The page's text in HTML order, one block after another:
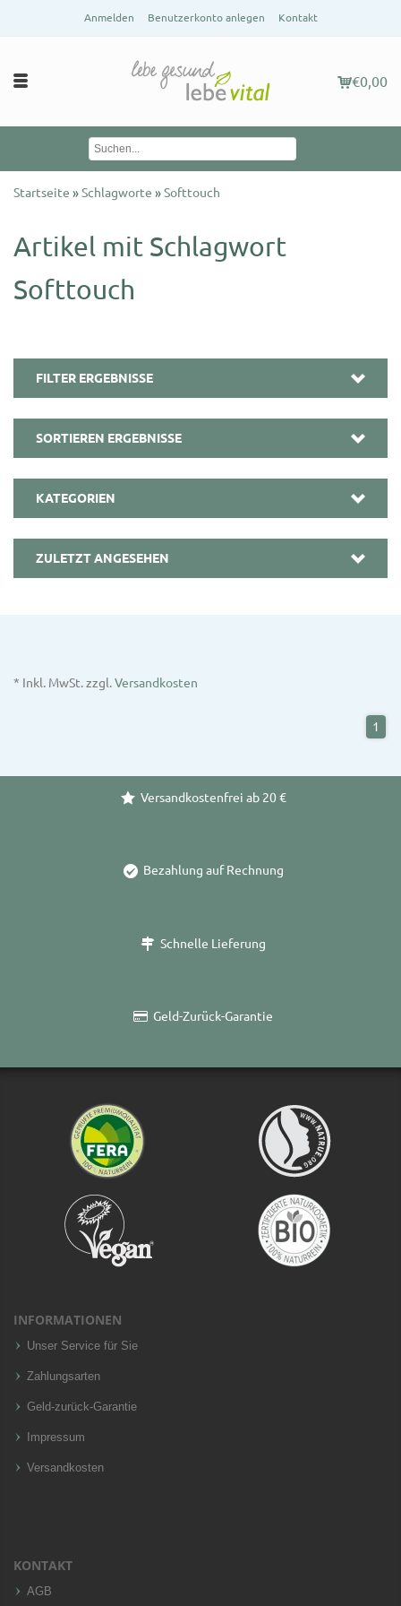
Anmelden Benutzerkonto anlegen Kontakt
€0,00
Startseite »Schlagworte »Softtouch
Artikel mit Schlagwort
Softtouch
FILTER ERGEBNISSE
SORTIEREN ERGEBNISSE
KATEGORIEN
ZULETZT ANGESEHEN
* Inkl. MwSt. zzgl.Versandkosten
1
Versandkostenfrei ab 20 €
Bezahlung auf Rechnung
Schnelle Lieferung
Geld-Zurück-Garantie
INFORMATIONEN
Unser Service für Sie
Zahlungsarten
Geld-zurück-Garantie
Impressum
Versandkosten
KONTAKT
AGB